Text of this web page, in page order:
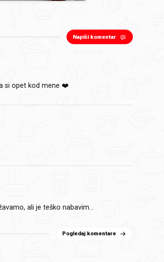
Napiši komentar
si opet kod mene ❤️
ali je teško nabavim...
Pogledaj komentare